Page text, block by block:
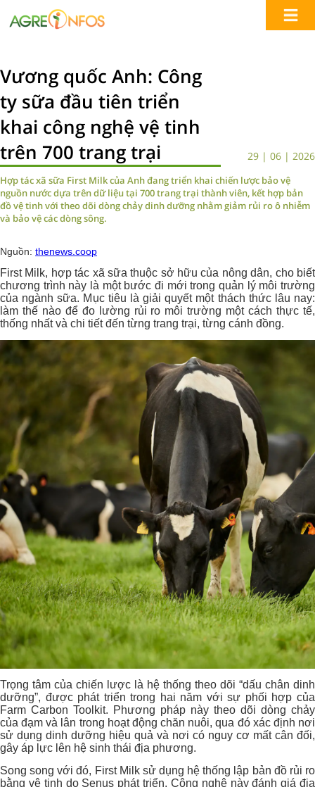
Vương quốc Anh: Công
ty sữa đầu tiên triển
khai công nghệ vệ tinh
trên 700 trang trại
29 | 06 | 2026
Hợp tác xã sữa First Milk của Anh đang triển khai chiến lược bảo vệ
nguồn nước dựa trên dữ liệu tại 700 trang trại thành viên, kết hợp bản
đồ vệ tinh với theo dõi dòng chảy dinh dưỡng nhằm giảm rủi ro ô nhiễm
và bảo vệ các dòng sông.
Nguồn: thenews.coop
First Milk, hợp tác xã sữa thuộc sở hữu của nông dân, cho biết
chương trình này là một bước đi mới trong quản lý môi trường
của ngành sữa. Mục tiêu là giải quyết một thách thức lâu nay:
làm thế nào để đo lường rủi ro môi trường một cách thực tế,
thống nhất và chi tiết đến từng trang trại, từng cánh đồng.
Trọng tâm của chiến lược là hệ thống theo dõi “dấu chân dinh
dưỡng”, được phát triển trong hai năm với sự phối hợp của
Farm Carbon Toolkit. Phương pháp này theo dõi dòng chảy
của đạm và lân trong hoạt động chăn nuôi, qua đó xác định nơi
sử dụng dinh dưỡng hiệu quả và nơi có nguy cơ mất cân đối,
gây áp lực lên hệ sinh thái địa phương.
Song song với đó, First Milk sử dụng hệ thống lập bản đồ rủi ro
bằng vệ tinh do Senus phát triển. Công nghệ này đánh giá địa